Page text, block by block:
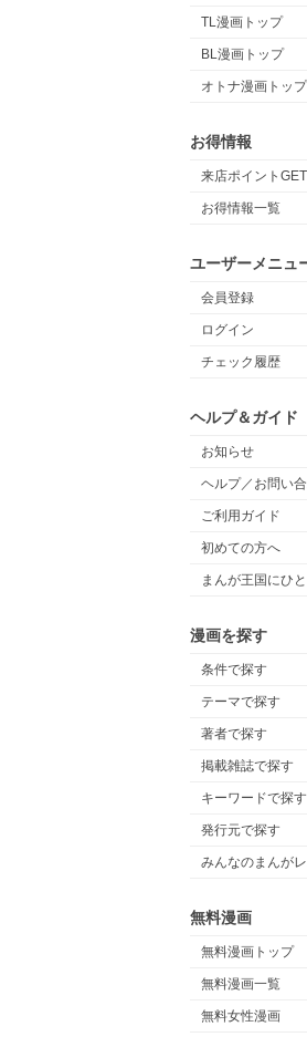
TL漫画トップ
BL漫画トップ
オトナ漫画トップ
お得情報
来店ポイントGET
お得情報一覧
ユーザーメニュ
会員登録
ログイン
チェック履歴
ヘルプ＆ガイド
お知らせ
ヘルプ／お問い
ご利用ガイド
初めての方へ
まんが王国にひ
漫画を探す
条件で探す
テーマで探す
著者で探す
掲載雑誌で探す
キーワードで探す
発行元で探す
みんなのまんが
無料漫画
無料漫画トップ
無料漫画一覧
無料女性漫画